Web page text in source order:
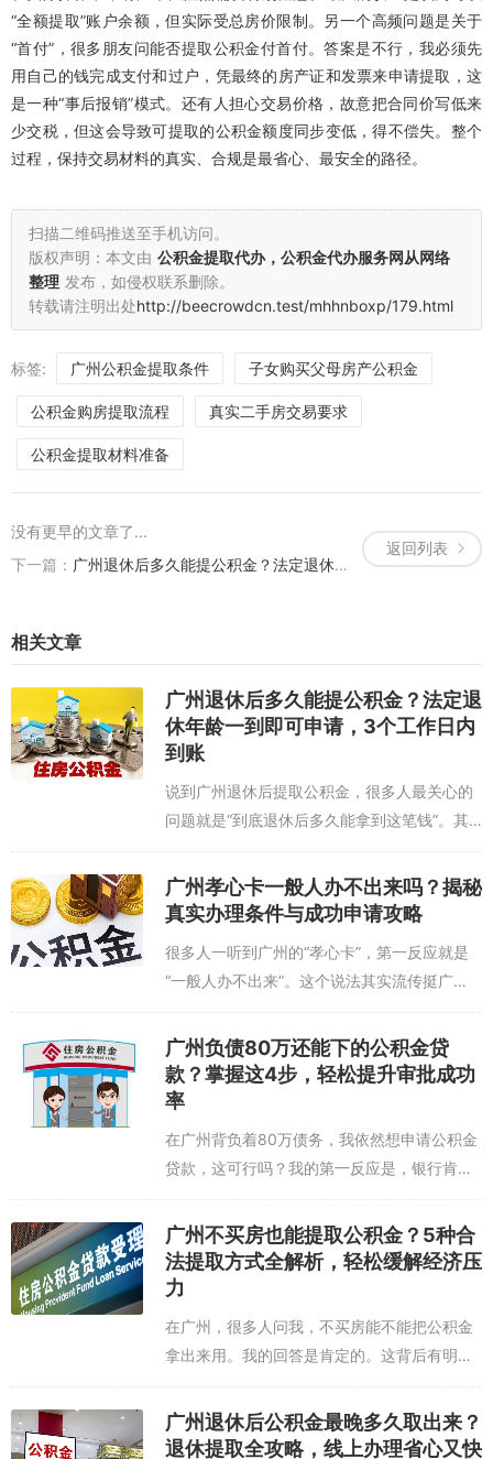
“全额提取”账户余额，但实际受总房价限制。另一个高频问题是关于
“首付”，很多朋友问能否提取公积金付首付。答案是不行，我必须先
用自己的钱完成支付和过户，凭最终的房产证和发票来申请提取，这
是一种“事后报销”模式。还有人担心交易价格，故意把合同价写低来
少交税，但这会导致可提取的公积金额度同步变低，得不偿失。整个
过程，保持交易材料的真实、合规是最省心、最安全的路径。
扫描二维码推送至手机访问。
版权声明：本文由 公积金提取代办，公积金代办服务网从网络
整理 发布，如侵权联系删除。
转载请注明出处http://beecrowdcn.test/mhhnboxp/179.html
标签: 广州公积金提取条件 子女购买父母房产公积金
公积金购房提取流程 真实二手房交易要求
公积金提取材料准备
返回列表
没有更早的文章了...
下一篇： 广州退休后多久能提公积金？法定退休年龄一到即可申请，3个工作日内到账
相关文章
广州退休后多久能提公积金？法定退
休年龄一到即可申请，3个工作日内
到账
说到广州退休后提取公积金，很多人最关心的
问题就是“到底退休后多久能拿到这笔钱”。其
实，这个时间点非常明确，它直接和我们法定
的退休年龄挂钩。我自己在办理前也反复确认
过，广州公积金中心的规定很清晰：当你正...
广州孝心卡一般人办不出来吗？揭秘
真实办理条件与成功申请攻略
很多人一听到广州的“孝心卡”，第一反应就是
“一般人办不出来”。这个说法其实流传挺广
的，我身边也有朋友这么觉得。这种印象主要
来自于它的办理条件，确实设置了一些明确的
框框，不是谁都能随便申请的。它本质上是...
广州负债80万还能下的公积金贷
款？掌握这4步，轻松提升审批成功
率
在广州背负着80万债务，我依然想申请公积金
贷款，这可行吗？我的第一反应是，银行肯定
会把我拒之门外。但深入了解后我发现，公积
金贷款的审批并非只看负债总额这一个数字。
审批的核心，其实是评估我的“还款能力”...
广州不买房也能提取公积金？5种合
法提取方式全解析，轻松缓解经济压
力
在广州，很多人问我，不买房能不能把公积金
拿出来用。我的回答是肯定的。这背后有明确
的政策依据，主要就是《住房公积金管理条
例》和广州市的具体实施办法。这些文件不是
摆设，它们实实在在地规定了，公积金除了用
广州退休后公积金最晚多久取出来？
退休提取全攻略，线上办理省心又快